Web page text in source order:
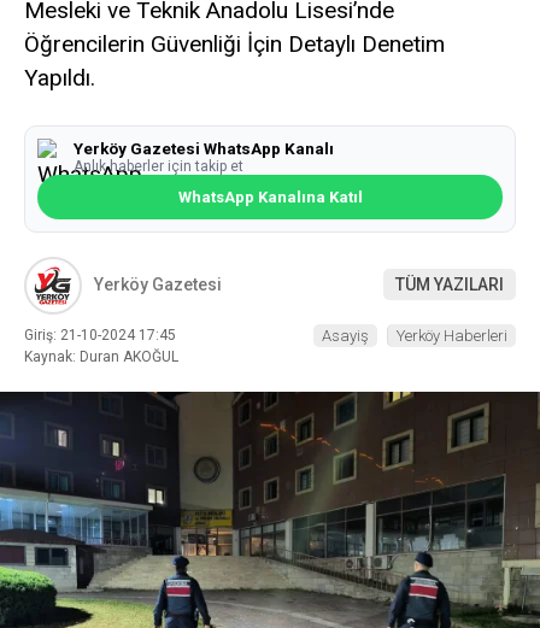
Mesleki ve Teknik Anadolu Lisesi’nde
Öğrencilerin Güvenliği İçin Detaylı Denetim
Yapıldı.
Yerköy Gazetesi WhatsApp Kanalı
Anlık haberler için takip et
WhatsApp Kanalına Katıl
Yerköy Gazetesi TÜM YAZILARI
Giriş: 21-10-2024 17:45
Kaynak: Duran AKOĞUL
Asayiş Yerköy Haberleri